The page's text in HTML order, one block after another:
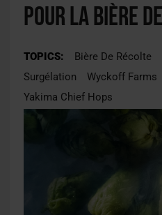
pour la bière
TOPICS: Bière De Récolte
Surgélation
Wyckoff Farms
Yakima Chief Hops